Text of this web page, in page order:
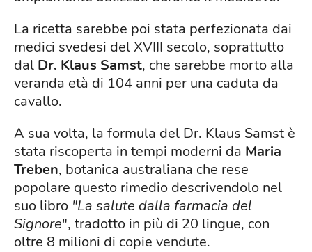
La ricetta sarebbe poi stata perfezionata dai
medici svedesi del XVIII secolo, soprattutto
dal Dr. Klaus Samst, che sarebbe morto alla
veranda età di 104 anni per una caduta da
cavallo.
A sua volta, la formula del Dr. Klaus Samst è
stata riscoperta in tempi moderni da Maria
Treben, botanica australiana che rese
popolare questo rimedio descrivendolo nel
suo libro "La salute dalla farmacia del
Signore", tradotto in più di 20 lingue, con
oltre 8 milioni di copie vendute.